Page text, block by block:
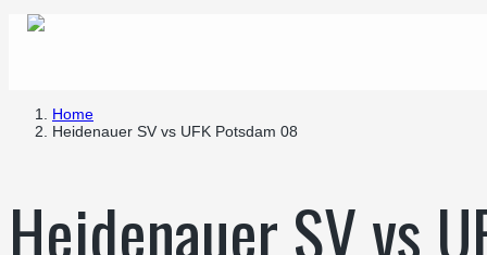
Home
Heidenauer SV vs UFK Potsdam 08
Heidenauer SV vs